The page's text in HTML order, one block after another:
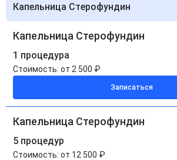
Капельница Стерофундин
Капельница Стерофундин
1 процедура
Стоимость: от 2 500 ₽
Записаться
Капельница Стерофундин
5 процедур
Стоимость: от 12 500 ₽